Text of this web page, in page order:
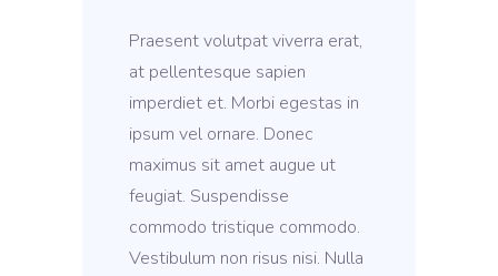
Praesent volutpat viverra erat,
at pellentesque sapien
imperdiet et. Morbi egestas in
ipsum vel ornare. Donec
maximus sit amet augue ut
feugiat. Suspendisse
commodo tristique commodo.
Vestibulum non risus nisi. Nulla